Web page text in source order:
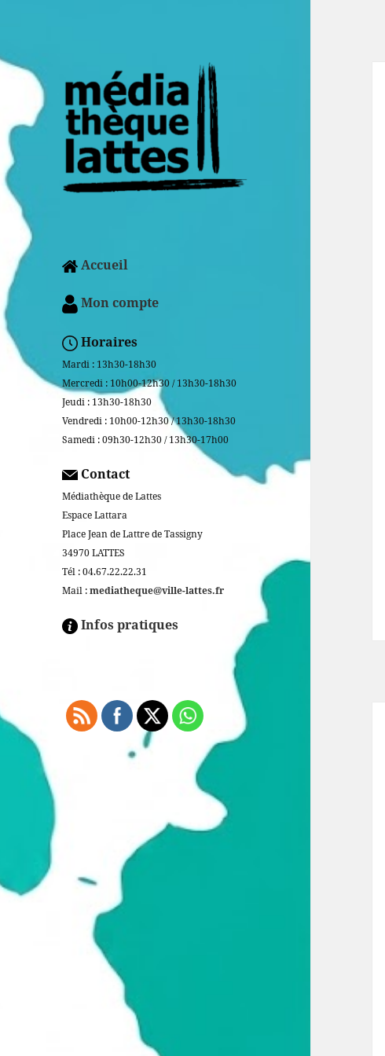
Accueil
Mon compte
Horaires
Mardi : 13h30-18h30
Mercredi : 10h00-12h30 / 13h30-18h30
Jeudi : 13h30-18h30
Vendredi : 10h00-12h30 / 13h30-18h30
Samedi : 09h30-12h30 / 13h30-17h00
Contact
Médiathèque de Lattes
Espace Lattara
Place Jean de Lattre de Tassigny
34970 LATTES
Tél : 04.67.22.22.31
Mail :mediatheque@ville-lattes.fr
Infos pratiques
Facebook is disabled.